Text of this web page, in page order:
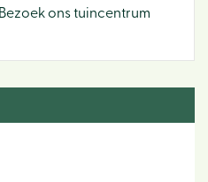
ons tuincentrum